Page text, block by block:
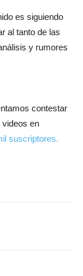
es siguiendo
al tanto de las
y rumores
contestar
en
suscriptores.